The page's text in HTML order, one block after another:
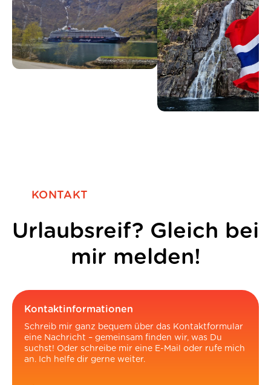
KONTAKT
Urlaubsreif? Gleich bei
mir melden!
Kontaktinformationen
Schreib mir ganz bequem über das Kontaktformular
eine Nachricht – gemeinsam finden wir, was Du
suchst! Oder schreibe mir eine E-Mail oder rufe mich
an. Ich helfe dir gerne weiter.